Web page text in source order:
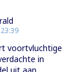
voortvluchtige
in